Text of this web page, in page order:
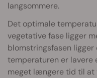
langsommere.
Det optimale
vegetative fase ligger
blomstringsfasen ligger
temperaturen er lavere
meget længere tid til at